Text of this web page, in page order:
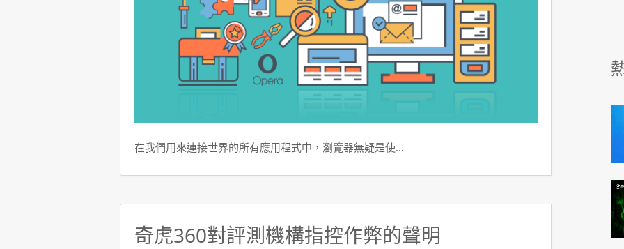
在我們用來連接世界的所有應用程式中，瀏覽器無疑是使…
奇虎360對評測機構指控作弊的聲明